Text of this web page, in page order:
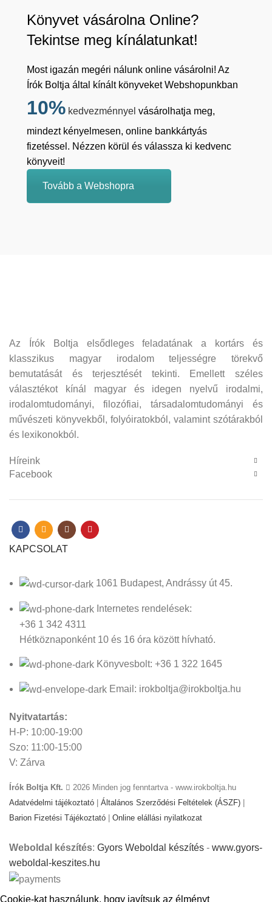
Könyvet vásárolna Online?
Tekintse meg kínálatunkat!
Most igazán megéri nálunk online vásárolni! Az
Írók Boltja által kínált könyveket Webshopunkban
10% kedvezménnyel vásárolhatja meg,
mindezt kényelmesen, online bankkártyás
fizetéssel. Nézzen körül és válassza ki kedvenc
könyveit!
Tovább a Webshopra
Az Írók Boltja elsődleges feladatának a kortárs és
klasszikus magyar irodalom teljességre törekvő
bemutatását és terjesztését tekinti. Emellett széles
választékot kínál magyar és idegen nyelvű irodalmi,
irodalomtudományi, filozófiai, társadalomtudományi és
művészeti könyvekből, folyóiratokból, valamint szótárakból
és lexikonokból.
Híreink
Facebook
KAPCSOLAT
1061 Budapest, Andrássy út 45.
Internetes rendelések:
+36 1 342 4311
Hétköznaponként 10 és 16 óra között hívható.
Könyvesbolt: +36 1 322 1645
Email: irokboltja@irokboltja.hu
Nyitvatartás:
H-P: 10:00-19:00
Szo: 11:00-15:00
V: Zárva
Írók Boltja Kft.
2026 Minden jog fenntartva - www.irokboltja.hu
Adatvédelmi tájékoztató
Általános Szerződési Feltételek (ÁSZF)
Barion Fizetési Tájékoztató
Online elállási nyilatkozat
Weboldal készítés: Gyors Weboldal készítés - www.gyors-
weboldal-keszites.hu
Cookie-kat használunk, hogy javítsuk az élményt